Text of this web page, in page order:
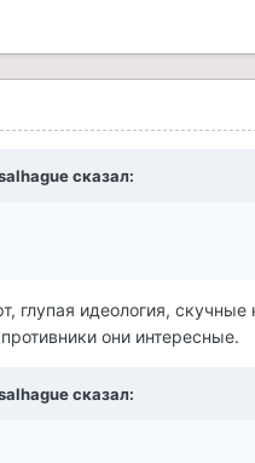
сказал:
глупая идеология,
они интересные.
сказал: